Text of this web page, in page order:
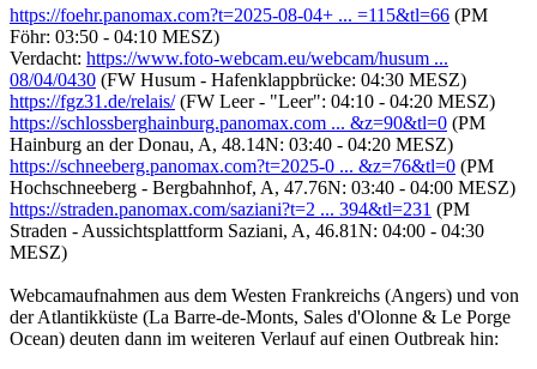
https://foehr.panomax.com?t=2025-08-04+ ... =115&tl=66 (PM
Föhr: 03:50 - 04:10 MESZ)
Verdacht: https://www.foto-webcam.eu/webcam/husum ...
08/04/0430 (FW Husum - Hafenklappbrücke: 04:30 MESZ)
https://fgz31.de/relais/(FW Leer - "Leer": 04:10 - 04:20 MESZ)
https://schlossberghainburg.panomax.com ... &z=90&tl=0 (PM
Hainburg an der Donau, A, 48.14N: 03:40 - 04:20 MESZ)
https://schneeberg.panomax.com?t=2025-0 ... &z=76&tl=0 (PM
Hochschneeberg - Bergbahnhof, A, 47.76N: 03:40 - 04:00 MESZ)
https://straden.panomax.com/saziani?t=2 ... 394&tl=231 (PM
Straden - Aussichtsplattform Saziani, A, 46.81N: 04:00 - 04:30
MESZ)
Webcamaufnahmen aus dem Westen Frankreichs (Angers) und von
der Atlantikküste (La Barre-de-Monts, Sales d'Olonne & Le Porge
Ocean) deuten dann im weiteren Verlauf auf einen Outbreak hin: